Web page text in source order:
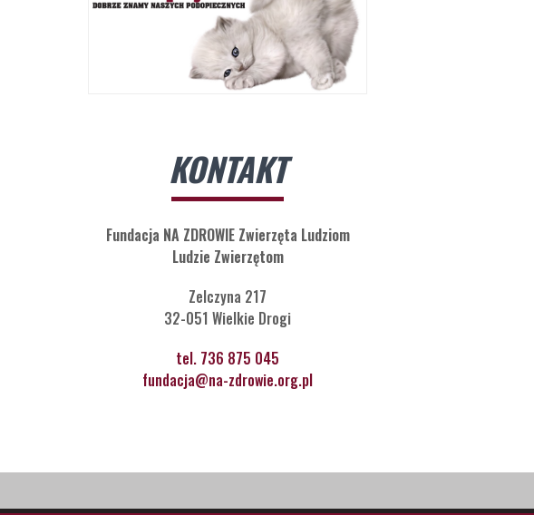
KONTAKT
Fundacja NA ZDROWIE Zwierzęta Ludziom
Ludzie Zwierzętom
Zelczyna 217
32-051 Wielkie Drogi
tel. 736 875 045
fundacja@na-zdrowie.org.pl